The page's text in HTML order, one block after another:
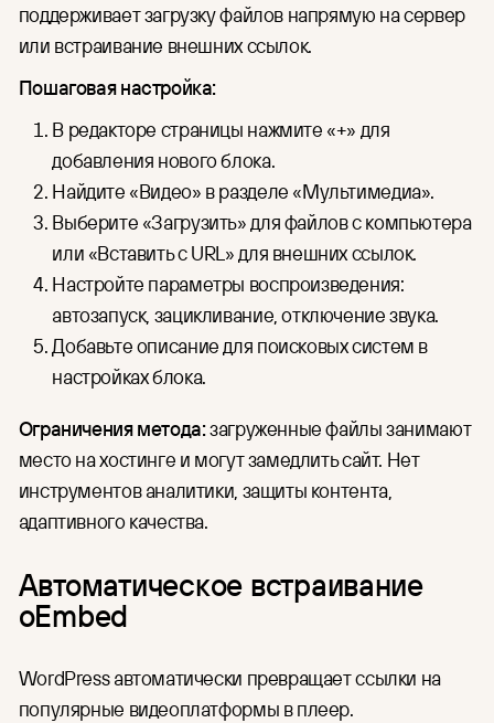
поддерживает загрузку файлов напрямую на сервер
или встраивание внешних ссылок.
Пошаговая настройка:
В редакторе страницы нажмите «+» для
добавления нового блока.
Найдите «Видео» в разделе «Мультимедиа».
Выберите «Загрузить» для файлов с компьютера
или «Вставить с URL» для внешних ссылок.
Настройте параметры воспроизведения:
автозапуск, зацикливание, отключение звука.
Добавьте описание для поисковых систем в
настройках блока.
Ограничения метода:загруженные файлы занимают
место на хостинге и могут замедлить сайт. Нет
инструментов аналитики, защиты контента,
адаптивного качества.
Автоматическое встраивание
oEmbed
WordPress автоматически превращает ссылки на
популярные видеоплатформы в плеер.